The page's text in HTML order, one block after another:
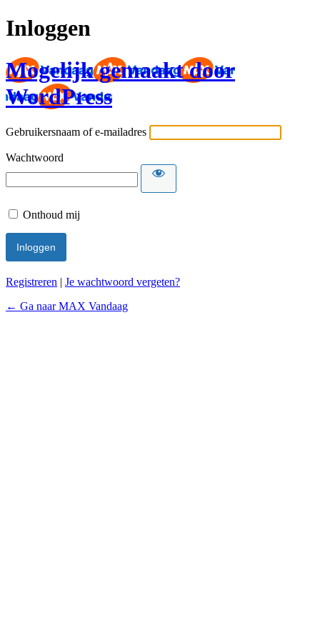
Inloggen
Mogelijk gemaakt door
WordPress
Gebruikersnaam of e-mailadres
Wachtwoord
Onthoud mij
Registreren | Je wachtwoord vergeten?
← Ga naar MAX Vandaag